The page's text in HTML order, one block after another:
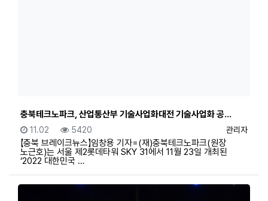
충북테크노파크, 산업통산부 기술사업화대전 기술사업화 공…
등록자
관리자
등록일
11.02 조회
5420
【충북 브레이크뉴스】임창용 기자=(재)충북테크노파크(원장
노근호)는 서울 제2롯데타워 SKY 31에서 11월 23일 개최된
‘2022 대한민국 …